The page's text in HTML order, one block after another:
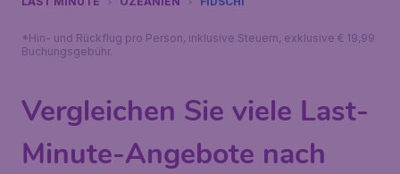
*Hin- und Rückflug pro Person, inklusive Steuern, exklusive € 19,99
Buchungsgebühr.
Vergleichen Sie viele Last-
Minute-Angebote nach